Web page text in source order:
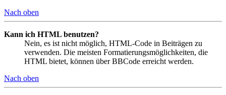
Nach oben
Kann ich HTML benutzen?
Nein, es ist nicht möglich, HTML-Code in Beiträgen zu
verwenden. Die meisten Formatierungsmöglichkeiten, die
HTML bietet, können über BBCode erreicht werden.
Nach oben